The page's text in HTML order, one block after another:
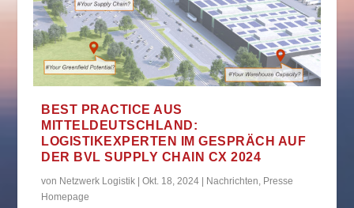
BEST PRACTICE AUS
MITTELDEUTSCHLAND:
LOGISTIKEXPERTEN IM GESPRÄCH AUF
DER BVL SUPPLY CHAIN CX 2024
von Netzwerk Logistik |Okt. 18, 2024 | Nachrichten Presse
Homepage